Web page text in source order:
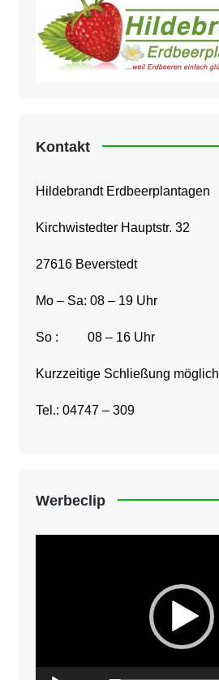
Kontakt
Hildebrandt Erdbeerplantagen
Kirchwistedter Hauptstr. 32
27616 Beverstedt
Mo – Sa: 08 – 19 Uhr
So : 08 – 16 Uhr
Kurzzeitige Schließung möglich
Tel.: 04747 – 309
Werbeclip